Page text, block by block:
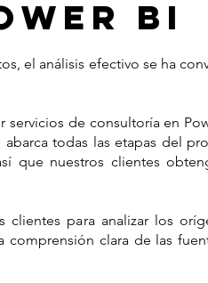
bi
el análisis efectivo se ha
de consultoría en
todas las etapas del
que nuestros clientes
clientes para analizar los
clara de las